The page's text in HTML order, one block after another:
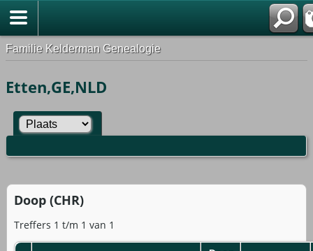
Familie Kelderman Genealogie
Etten,GE,NLD
Doop (CHR)
Treffers 1 t/m 1 van 1